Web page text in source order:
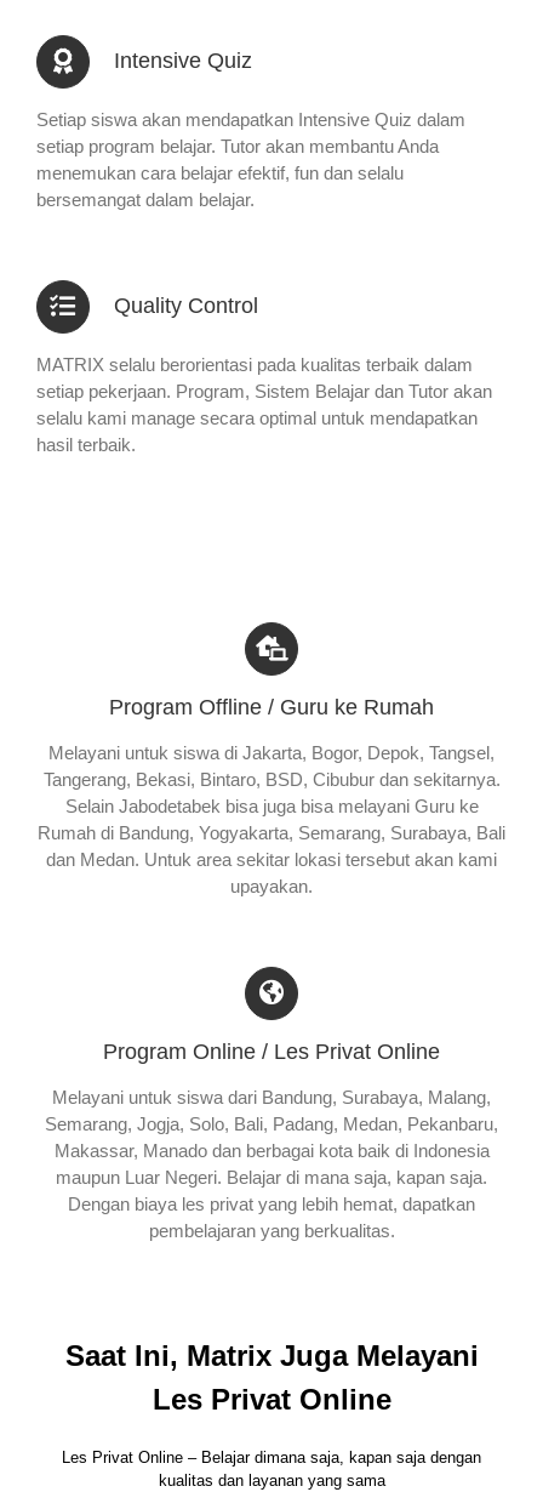
Intensive Quiz
Setiap siswa akan mendapatkan Intensive Quiz dalam
setiap program belajar. Tutor akan membantu Anda
menemukan cara belajar efektif, fun dan selalu
bersemangat dalam belajar.
Quality Control
MATRIX selalu berorientasi pada kualitas terbaik dalam
setiap pekerjaan. Program, Sistem Belajar dan Tutor akan
selalu kami manage secara optimal untuk mendapatkan
hasil terbaik.
Program Offline / Guru ke Rumah
Melayani untuk siswa di Jakarta, Bogor, Depok, Tangsel,
Tangerang, Bekasi, Bintaro, BSD, Cibubur dan sekitarnya.
Selain Jabodetabek bisa juga bisa melayani Guru ke
Rumah di Bandung, Yogyakarta, Semarang, Surabaya, Bali
dan Medan. Untuk area sekitar lokasi tersebut akan kami
upayakan.
Program Online / Les Privat Online
Melayani untuk siswa dari Bandung, Surabaya, Malang,
Semarang, Jogja, Solo, Bali, Padang, Medan, Pekanbaru,
Makassar, Manado dan berbagai kota baik di Indonesia
maupun Luar Negeri. Belajar di mana saja, kapan saja.
Dengan biaya les privat yang lebih hemat, dapatkan
pembelajaran yang berkualitas.
Saat Ini, Matrix Juga Melayani
Les Privat Online
Les Privat Online – Belajar dimana saja, kapan saja dengan
kualitas dan layanan yang sama